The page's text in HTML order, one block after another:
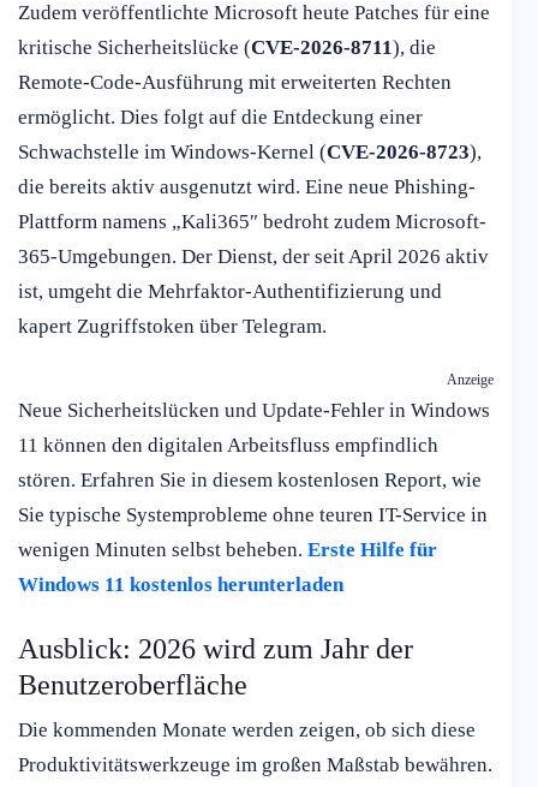
Zudem veröffentlichte Microsoft heute Patches für eine
kritische Sicherheitslücke (CVE-2026-8711), die
Remote-Code-Ausführung mit erweiterten Rechten
ermöglicht. Dies folgt auf die Entdeckung einer
Schwachstelle im Windows-Kernel (CVE-2026-8723),
die bereits aktiv ausgenutzt wird. Eine neue Phishing-
Plattform namens „Kali365″ bedroht zudem Microsoft-
365-Umgebungen. Der Dienst, der seit April 2026 aktiv
ist, umgeht die Mehrfaktor-Authentifizierung und
kapert Zugriffstoken über Telegram.
Anzeige
Neue Sicherheitslücken und Update-Fehler in Windows
11 können den digitalen Arbeitsfluss empfindlich
stören. Erfahren Sie in diesem kostenlosen Report, wie
Sie typische Systemprobleme ohne teuren IT-Service in
wenigen Minuten selbst beheben. Erste Hilfe für
Windows 11 kostenlos herunterladen
Ausblick: 2026 wird zum Jahr der
Benutzeroberfläche
Die kommenden Monate werden zeigen, ob sich diese
Produktivitätswerkzeuge im großen Maßstab bewähren.